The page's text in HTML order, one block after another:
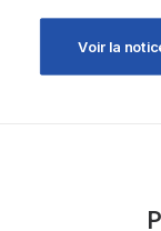
Voir la